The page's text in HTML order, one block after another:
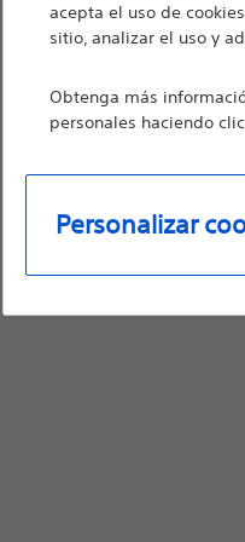
acepta el uso de
sitio, analizar el uso y
Obtenga más
personales haciendo
Personalizar